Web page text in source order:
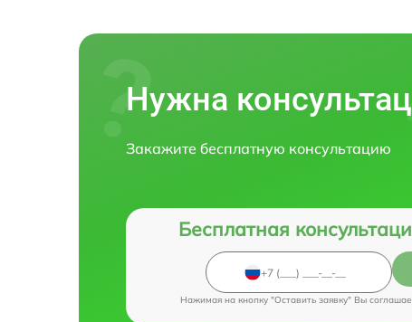
Нужна
Закажите бесплатную консультацию
Бесплатная
Нажимая на кнопку "Оставить заявку" Вы